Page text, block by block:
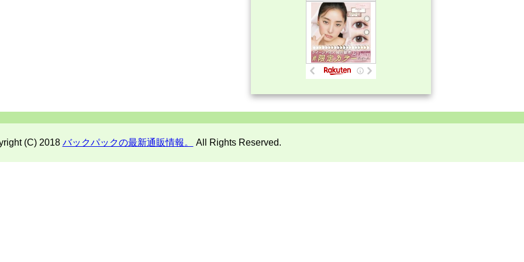
(C) 2018 バックパックの最新通販情報。 All Rights Reserved.